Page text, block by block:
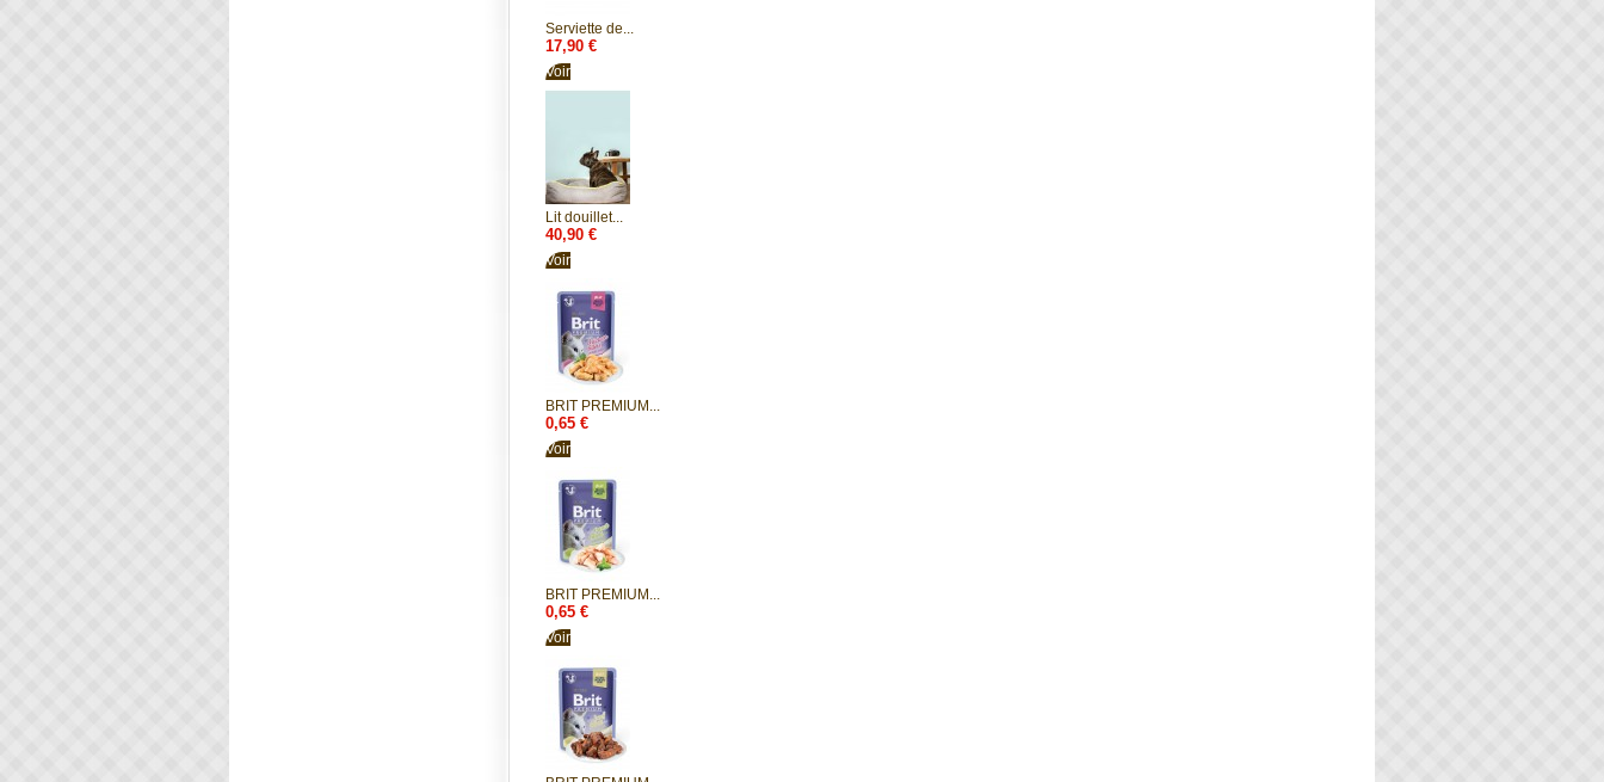
Serviette de...
17,90 €
Voir
Lit douillet...
40,90 €
Voir
BRIT PREMIUM...
0,65 €
Voir
BRIT PREMIUM...
0,65 €
Voir